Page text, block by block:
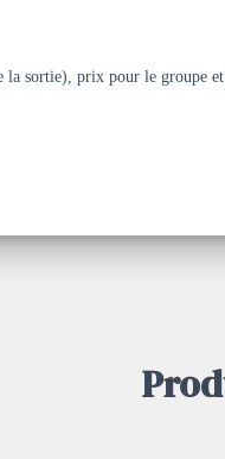
la sortie), prix pour le groupe